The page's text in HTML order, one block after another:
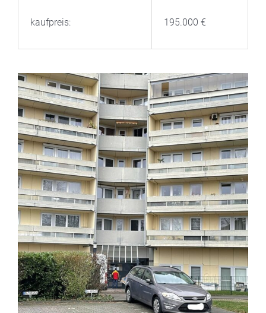
kaufpreis: 195.000 €